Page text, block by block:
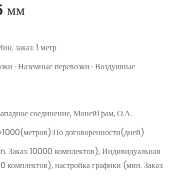
мм
заказ: 1 метр
· Наземные перевозки · Воздушные
соединение, МонейГрам, О.А.
договоренности(дней)
Заказ: 10000 комплектов), Индивидуальная
комплектов), настройка графики (мин. Заказ: